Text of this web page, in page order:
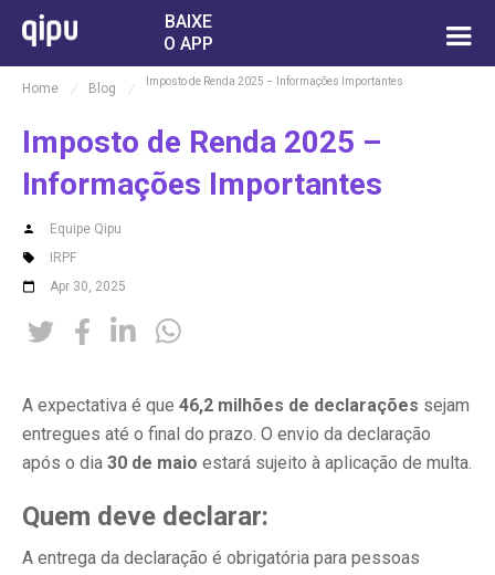
BAIXE
O APP
Home / Blog / Imposto de Renda 2025 – Informações Importantes
Imposto de Renda 2025 –
Informações Importantes
Equipe Qipu
IRPF
Apr 30, 2025
   
A expectativa é que 46,2 milhões de declarações sejam
entregues até o final do prazo. O envio da declaração
após o dia 30 de maio estará sujeito à aplicação de multa.
Quem deve declarar:
A entrega da declaração é obrigatória para pessoas